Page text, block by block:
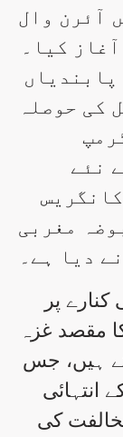
آئرن وال
کیا۔
پابندیاں
کی حوصلہ
نئے
مغربی
دیا ہے۔
پر
مقصد غزہ
ہیں، جس
انتہائی
کی